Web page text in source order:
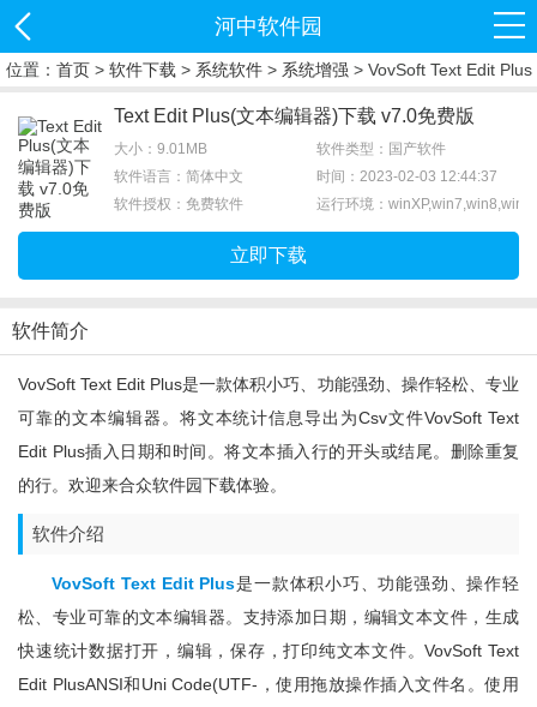
河中软件园
位置： 首页 > 软件下载 > 系统软件 > 系统增强 > VovSoft Text Edit Plus
Text Edit Plus(文本编辑器)下载 v7.0免费版
大小：9.01MB
软件类型：国产软件
软件语言：简体中文
时间：2023-02-03 12:44:37
软件授权：免费软件
运行环境：
立即下载
软件简介
VovSoft Text Edit Plus是一款体积小巧、功能强劲、操作轻松、专业
可靠的文本编辑器。将文本统计信息导出为csv文件VovSoft Text
Edit Plus插入日期和时间。将文本插入行的开头或结尾。删除重复
的行。欢迎来合众软件园下载体验。
软件介绍
VovSoft Text Edit Plus是一款体积小巧、功能强劲、操作轻
松、专业可靠的文本编辑器。支持添加日期，编辑文本文件，生成
快速统计数据打开，编辑，保存，打印纯文本文件。VovSoft Text
Edit PlusANSI和Uni Code(UTF-，使用拖放操作插入文件名。使用